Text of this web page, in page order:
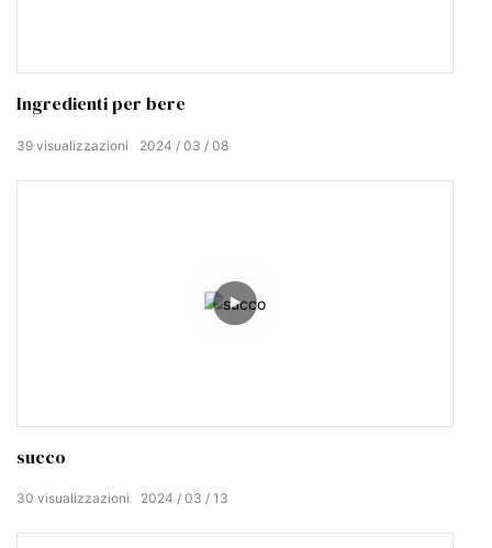
Ingredienti per bere
2024 03 08
39 visualizzazioni
succo
2024 03 13
30 visualizzazioni